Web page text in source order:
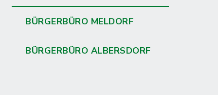
BÜRGERBÜRO MELDORF
BÜRGERBÜRO ALBERSDORF